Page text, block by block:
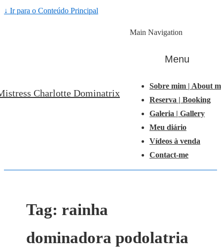
↓ Ir para o Conteúdo Principal
Charlotte Dominatrix
Main Navigation
Menu
Sobre mim | About
Reserva | Booking
Galeria | Gallery
Meu diário
Vídeos à venda
Contact-me
Tag: rainha
dominadora podolatria